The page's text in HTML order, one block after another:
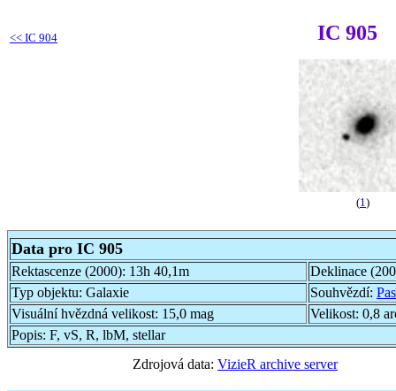
<< IC 904 IC 905
(1 )
Data pro IC 905
Rektascenze (2000): 13h 40,1m
Deklinace
Typ objektu: Galaxie Souhvězdí:
Visuální hvězdná velikost: 15,0 mag Velikost: 0,8
Popis: F, vS, R, lbM, stellar
Zdrojová data: VizieR archive server